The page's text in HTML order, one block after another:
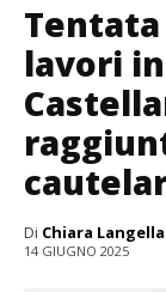
lavori
Di Chiara Langella
14 GIUGNO 2025